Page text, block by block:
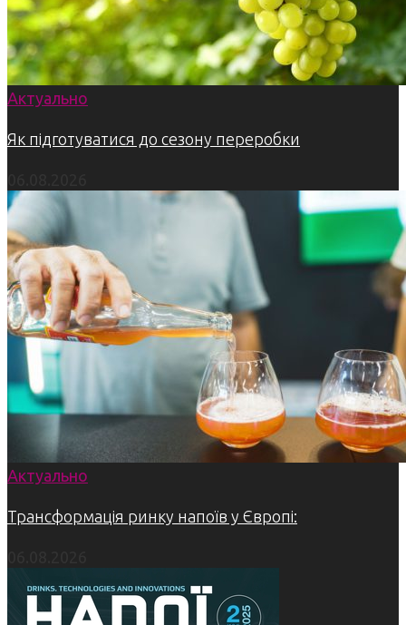
Актуально
Як підготуватися до сезону переробки
Актуально
Трансформація ринку напоїв у Європі: